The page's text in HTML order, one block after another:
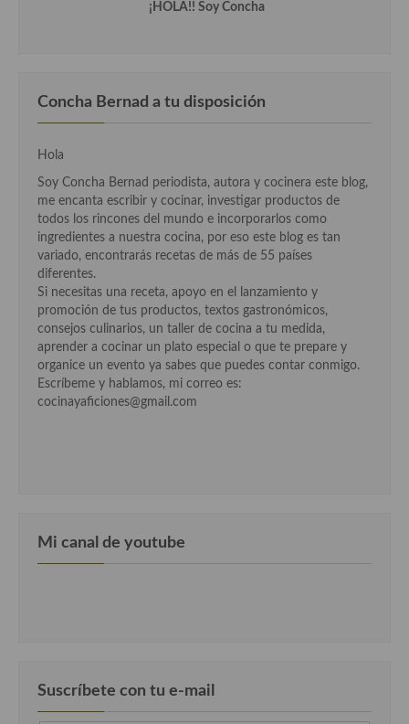
Cocina Castellana
Cocina Castilla – La Mancha
Cocina Catalana
Cocina Extremeña
Cocina Gallega
Cocina Madrileña
Cocina Murciana
Cocina Navarra
Cocina Alemana
Cocina Bulgara
¡HOLA!! Soy Concha
Concha Bernad a tu disposición
Hola
Soy Concha Bernad periodista, autora y cocinera este blog,
me encanta escribir y cocinar, investigar productos de
todos los rincones del mundo e incorporarlos como
ingredientes a nuestra cocina, por eso este blog es tan
variado, encontrarás recetas de más de 55 países
diferentes.
Si necesitas una receta, apoyo en el lanzamiento y
promoción de tus productos, textos gastronómicos,
consejos culinarios, un taller de cocina a tu medida,
aprender a cocinar un plato especial o que te prepare y
organice un evento ya sabes que puedes contar conmigo.
Escríbeme y hablamos, mi correo es:
cocinayaficiones@gmail.com
Mi canal de youtube
Suscríbete con tu e-mail